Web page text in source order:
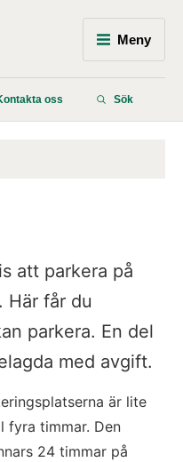
Meny
oss Sök
att parkera på
Här får du
parkera. En del
med avgift.
är lite
fyra timmar. Den
24 timmar på